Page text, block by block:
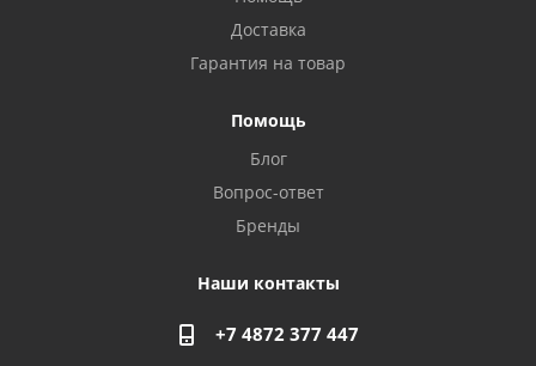
Доставка
Гарантия на товар
Помощь
Блог
Вопрос-ответ
Бренды
Наши контакты
+7 4872 377 447